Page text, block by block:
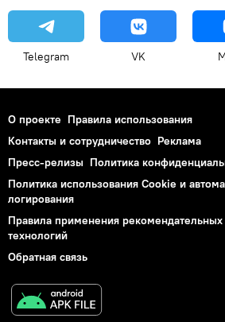
Telegram VK
О проекте Правила использования
Контакты и сотрудничество Реклама
Пресс-релизы Политика
Политика использования Cookie и
логирования
Правила применения рекомендательных
технологий
Обратная связь